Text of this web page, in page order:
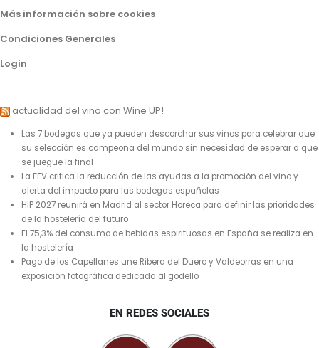
Más información sobre cookies
Condiciones Generales
Login
actualidad del vino con Wine UP!
Las 7 bodegas que ya pueden descorchar sus vinos para celebrar que
su selección es campeona del mundo sin necesidad de esperar a que
se juegue la final
La FEV critica la reducción de las ayudas a la promoción del vino y
alerta del impacto para las bodegas españolas
HIP 2027 reunirá en Madrid al sector Horeca para definir las prioridades
de la hostelería del futuro
El 75,3% del consumo de bebidas espirituosas en España se realiza en
la hostelería
Pago de los Capellanes une Ribera del Duero y Valdeorras en una
exposición fotográfica dedicada al godello
EN REDES SOCIALES